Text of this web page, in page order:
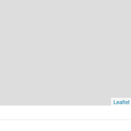
Leaflet